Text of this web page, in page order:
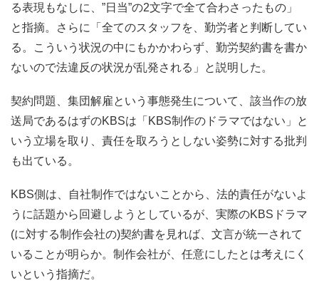
る表現もなしに、”日当”の2文字で全て合わさったもの」
と指摘。さらに「全てのスタッフを、勤労者と判断してい
る。こういう状況の中にもかかわらず、勤労契約書を書か
ないので法違反の状況が乱発される」と説明した。
契約問題、集団解雇という事態発生について、該当作の放
送局であるはずのKBSは「KBS制作のドラマではない」と
いう立場を取り、責任を取ろうとしない姿勢に対する批判
も出ている。
KBS側は、自社制作ではないことから、法的責任がないよ
うに話題から回避しようとしているが、実際のKBSドラマ
(に対する制作会社の)契約書を見れば、文言が統一されて
いることが明らか。制作会社が、任意にしたとは考えにく
いという指摘だ。